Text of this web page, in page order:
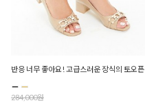
반응 너무 좋아요! 고급스러운 장식의 토오픈
284,000원